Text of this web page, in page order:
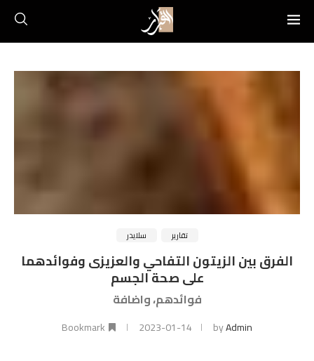
تقارير سلايدر
الفرق بين الزيتون التفاحي والعزيزى وفوائدهما
على صحة الجسم
فوائدهم، واضافة
byAdmin
2023-01-14
Bookmark